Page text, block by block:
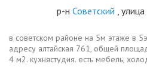
р-н Советский ,
в советском районе на 5м этаже в
адресу алтайская 761, общей
4 м2. кухнястудия. есть мебель,